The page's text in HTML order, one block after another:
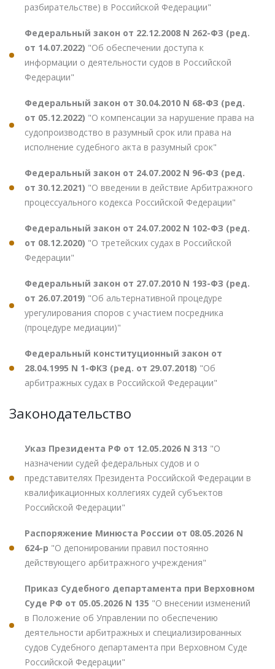
разбирательстве) в Российской Федерации"
Федеральный закон от 22.12.2008 N 262-ФЗ (ред.
от 14.07.2022) "Об обеспечении доступа к
информации о деятельности судов в Российской
Федерации"
Федеральный закон от 30.04.2010 N 68-ФЗ (ред.
от 05.12.2022) "О компенсации за нарушение права на
судопроизводство в разумный срок или права на
исполнение судебного акта в разумный срок"
Федеральный закон от 24.07.2002 N 96-ФЗ (ред.
от 30.12.2021) "О введении в действие Арбитражного
процессуального кодекса Российской Федерации"
Федеральный закон от 24.07.2002 N 102-ФЗ (ред.
от 08.12.2020) "О третейских судах в Российской
Федерации"
Федеральный закон от 27.07.2010 N 193-ФЗ (ред.
от 26.07.2019) "Об альтернативной процедуре
урегулирования споров с участием посредника
(процедуре медиации)"
Федеральный конституционный закон от
28.04.1995 N 1-ФКЗ (ред. от 29.07.2018) "Об
арбитражных судах в Российской Федерации"
Законодательство
Указ Президента РФ от 12.05.2026 N 313 "О
назначении судей федеральных судов и о
представителях Президента Российской Федерации в
квалификационных коллегиях судей субъектов
Российской Федерации"
Распоряжение Минюста России от 08.05.2026 N
624-р "О депонировании правил постоянно
действующего арбитражного учреждения"
Приказ Судебного департамента при Верховном
Суде РФ от 05.05.2026 N 135 "О внесении изменений
в Положение об Управлении по обеспечению
деятельности арбитражных и специализированных
судов Судебного департамента при Верховном Суде
Российской Федерации"